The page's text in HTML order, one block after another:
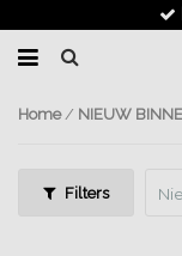
Voor
Home/ NIEUW
Filters